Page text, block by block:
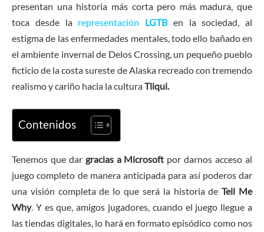
presentan una historia más corta pero más madura, que
toca desde la representación LGTB en la sociedad, al
estigma de las enfermedades mentales, todo ello bañado en
el ambiente invernal de Delos Crossing, un pequeño pueblo
ficticio de la costa sureste de Alaska recreado con tremendo
realismo y cariño hacia la culturaTliqui.
Contenidos
Tenemos que dar gracias a Microsoft por darnos acceso al
juego completo de manera anticipada para así poderos dar
una visión completa de lo que será la historia deTell Me
Why. Y es que, amigos jugadores, cuando el juego llegue a
las tiendas digitales, lo hará en formato episódico como nos